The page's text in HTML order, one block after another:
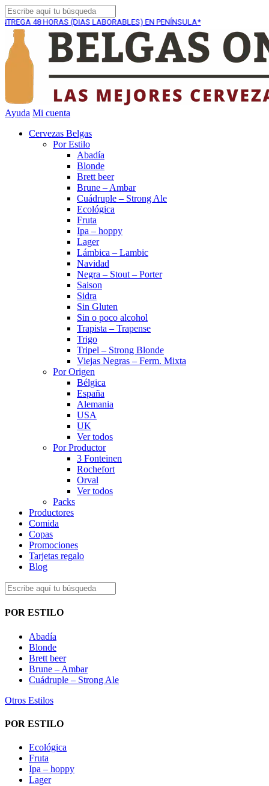
HORAS (DIAS LABORABLES) EN PENÍNSULA*
Ayuda Mi cuenta
Cervezas Belgas
Por Estilo
Abadía
Blonde
Brett beer
Brune – Ambar
Cuádruple – Strong Ale
Ecológica
Fruta
Ipa – hoppy
Lager
Lámbica – Lambic
Navidad
Negra – Stout – Porter
Saison
Sidra
Sin Gluten
Sin o poco alcohol
Trapista – Trapense
Trigo
Tripel – Strong Blonde
Viejas Negras – Ferm. Mixta
Por Origen
Bélgica
España
Alemania
USA
UK
Ver todos
Por Productor
3 Fonteinen
Rochefort
Orval
Ver todos
Packs
Productores
Comida
Copas
Promociones
Tarjetas regalo
Blog
POR ESTILO
Abadía
Blonde
Brett beer
Brune – Ambar
Cuádruple – Strong Ale
Otros Estilos
POR ESTILO
Ecológica
Fruta
Ipa – hoppy
Lager